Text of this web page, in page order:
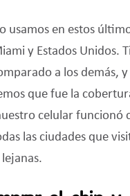
usamos en estos
y Estados Unidos.
a los demás,
que fue la
celular funcionó
las ciudades que